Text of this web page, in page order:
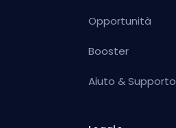
Opportunità
Booster
Aiuto & Supporto